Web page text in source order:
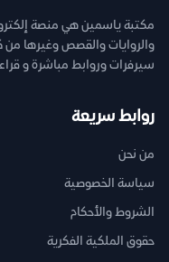
مكتبة ياسمين هي منصة
سيرفرات وروابط مباشرة و
روابط سريعة
من نحن
سياسة الخصوصية
الشروط والأحكام
حقوق الملكية الفكرية